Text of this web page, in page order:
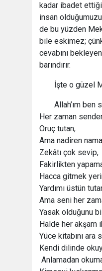
kadar ibadet
insan
de bu yüzden
bile eskimez;
cevabını
barındırır.
İşte o güzel
Allah’ım ben
Her zaman
Oruç tutan,
Ama nadiren
Zekâtı çok sevip,
Fakirlikten
Hacca gitmek
Yardımı üstün
Ama seni her
Yasak olduğunu
Halde her akşam
Yüce kitabını ara
Kendi dilinde
Anlamadan